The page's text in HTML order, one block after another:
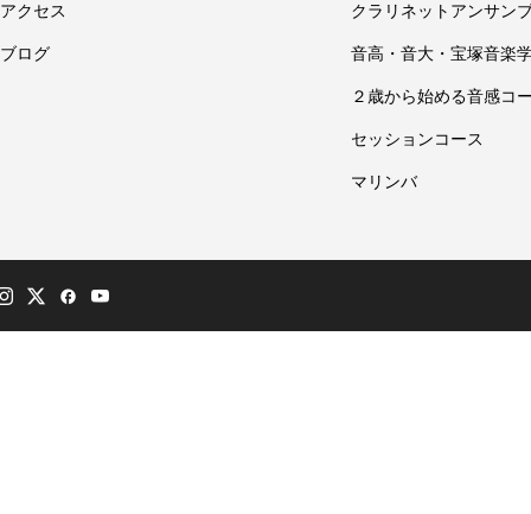
アクセス
ブログ
クラリネットアンサン
音高・音大・宝塚音楽
２歳から始める音感コ
セッションコース
マリンバ